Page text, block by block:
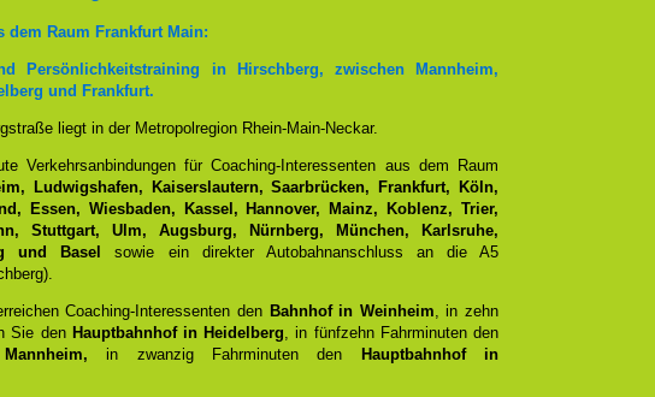
dem Raum Frankfurt Main:
Persönlichkeitstraining in Hirschberg, zwischen Mannheim,
und Frankfurt.
liegt in der Metropolregion Rhein-Main-Neckar.
Verkehrsanbindungen für Coaching-Interessenten aus dem Raum
Ludwigshafen, Kaiserslautern, Saarbrücken, Frankfurt, Köln,
Essen, Wiesbaden, Kassel, Hannover, Mainz, Koblenz, Trier,
Stuttgart, Ulm, Augsburg, Nürnberg, München, Karlsruhe,
und Basel
sowie ein direkter Autobahnanschluss an die A5
Coaching-Interessenten den Bahnhof in Weinheim, in zehn
Sie den Hauptbahnhof in Heidelberg, in fünfzehn Fahrminuten den
in zwanzig Fahrminuten den
Hauptbahnhof in